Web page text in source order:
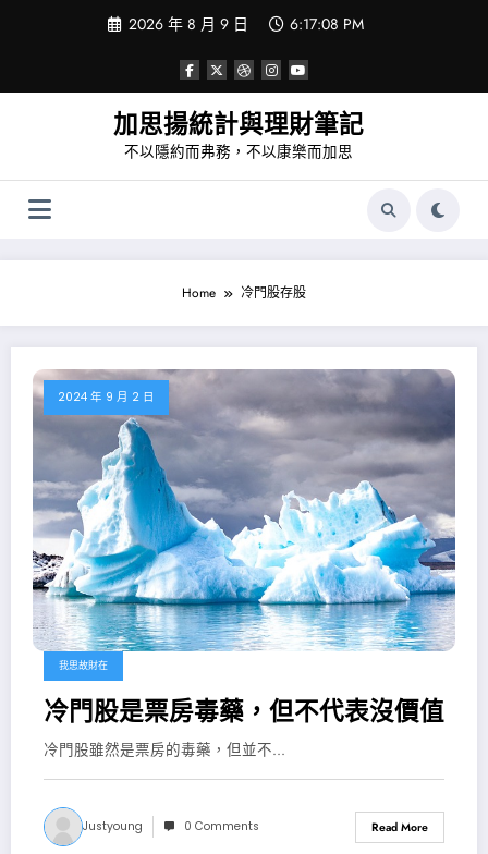
2026 年 8 月 9 日 6:17:08 PM
加思揚統計與理財筆記
不以隱約而弗務，不以康樂而加思
Home 冷門股存股
2024 年 9 月 2 日
我思故財在
冷門股是票房毒藥，但不代表沒價值
冷門股雖然是票房的毒藥，但並不...
Justyoung 0 Comments Read More